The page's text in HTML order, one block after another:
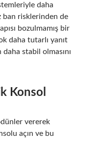
daha
ban risklerinden de
bozulmamış bir
daha tutarlı yanıt
stabil olmasını
Konsol
vererek
açın ve bu